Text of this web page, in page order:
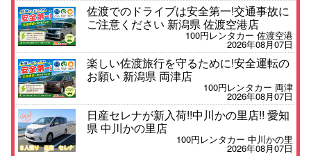
佐渡でのドライブは安全第一!交通事故に
ご注意ください 新潟県 佐渡空港店
100円レンタカー 佐渡空港
2026年08月07日
楽しい佐渡旅行を守るために!安全運転の
お願い 新潟県 両津店
100円レンタカー 両津
2026年08月07日
日産セレナが新入荷!!中川かの里店!! 愛知
県 中川かの里店
100円レンタカー 中川かの里
2026年08月07日